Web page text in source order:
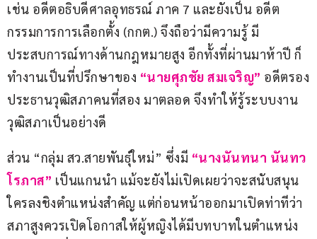
เช่น อดีตอธิบดีศาลอุทธรณ์ ภาค 7 และยังเป็น อดีต
กรรมการการเลือกตั้ง (กกต.) จึงถือว่ามีความรู้ มี
ประสบการณ์ทางด้านกฎหมายสูง อีกทั้งที่ผ่านมาห้าปี ก็
ทำงานเป็นที่ปรึกษาของ “นายศุภชัย สมเจริญ” อดีตรอง
ประธานวุฒิสภาคนที่สอง มาตลอด จึงทำให้รู้ระบบงาน
วุฒิสภาเป็นอย่างดี
ส่วน “กลุ่ม สว.สายพันธ์ุใหม่” ซึ่งมี “นางนันทนา นันทว
โรภาส” เป็นแกนนำ แม้จะยังไม่เปิดเผยว่าจะสนับสนุน
ใครลงชิงตำแหน่งสำคัญ แต่ก่อนหน้าออกมาเปิดท่าทีว่า
สภาสูงควรเปิดโอกาสให้ผู้หญิงได้มีบทบาทในตำแหน่ง